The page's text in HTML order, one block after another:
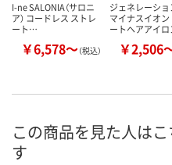
I-ne SALONIA（サロニ
ア） コードレス ストレ
ート…
￥6,578～（税込）
ジェネレーショ
マイナスイオン
ートヘアアイ
￥2,506
この商品を見た人は
す